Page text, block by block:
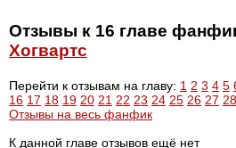
Отзывы к 16 главе
Хогвартс
Перейти к отзывам на главу: 1 2 3 4 5
16 17 18 19 20 21 22 23 24 25 26 27 28
Отзывы на весь фанфик
К данной главе отзывов ещё нет